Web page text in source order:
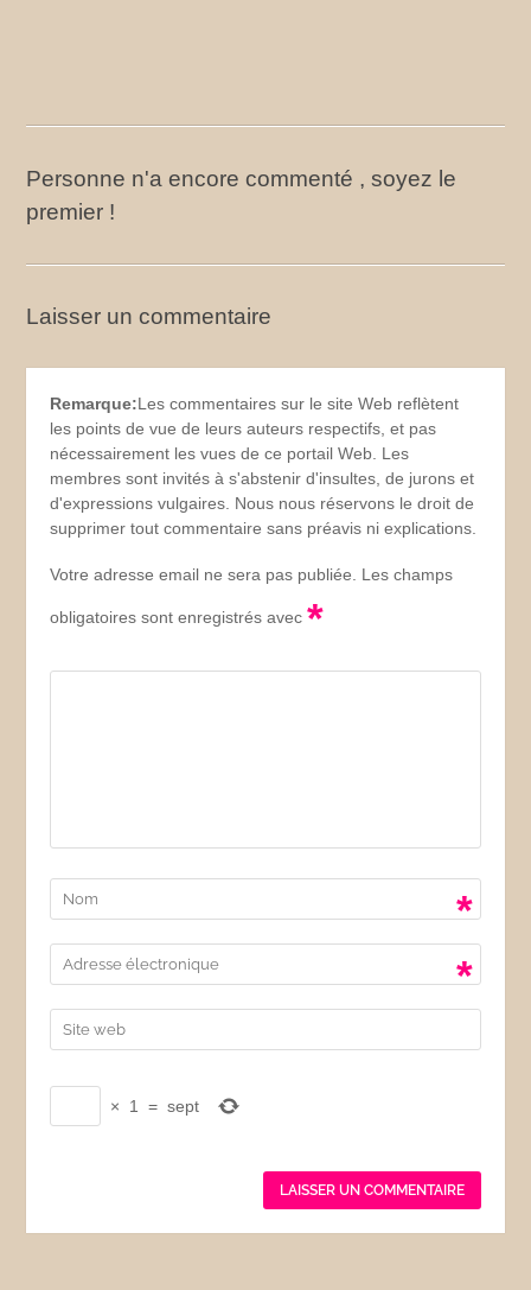
Personne n'a encore commenté , soyez le
premier !
Laisser un commentaire
Remarque:Les commentaires sur le site Web reflètent
les points de vue de leurs auteurs respectifs, et pas
nécessairement les vues de ce portail Web. Les
membres sont invités à s'abstenir d'insultes, de jurons et
d'expressions vulgaires. Nous nous réservons le droit de
supprimer tout commentaire sans préavis ni explications.
Votre adresse email ne sera pas publiée. Les champs
obligatoires sont enregistrés avec*
*
*
× 1 = sept